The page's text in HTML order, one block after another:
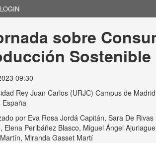
LOGIN
sobre
Sostenible
09:30
Rey Juan Carlos (URJC) Campus de
España
por Eva Rosa Jordá Capitán, Sara De
Elena Peribáñez Blasco, Miguel Ángel
Miranda Gasset Martí